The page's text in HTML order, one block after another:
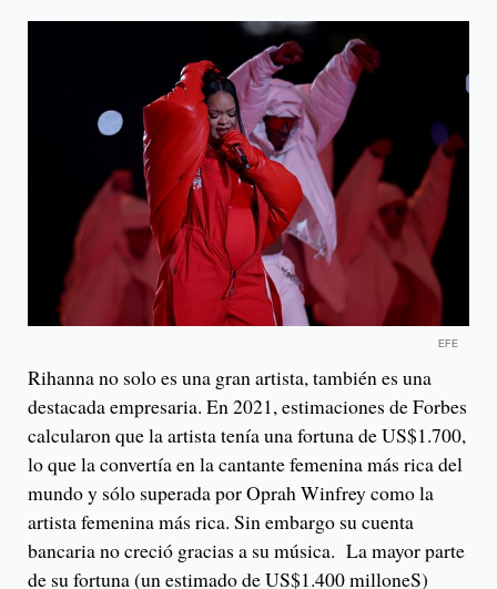
EFE
Rihanna no solo es una gran artista, también es una
destacada empresaria. En 2021, estimaciones de Forbes
calcularon que la artista tenía una fortuna de US$1.700,
lo que la convertía en la cantante femenina más rica del
mundo y sólo superada por Oprah Winfrey como la
artista femenina más rica. Sin embargo su cuenta
bancaria no creció gracias a su música. La mayor parte
de su fortuna (un estimado de US$1.400 milloneS)